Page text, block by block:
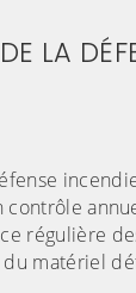
LA
contrôle
régulière
matériel